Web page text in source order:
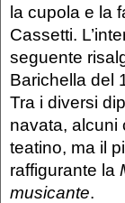
la cupola e la
Cassetti.
seguente
Barichella del
Tra i diversi
navata, alcuni
teatino, ma il
raffigurante la
musicante.